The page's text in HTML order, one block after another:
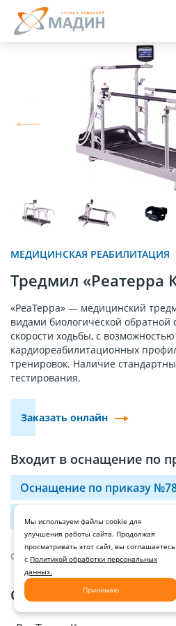
МЕДИЦИНСКАЯ РЕАБИЛИТАЦИЯ
Tредмил «Реатерра
«РеаТерра» — медицинский
видами биологической
скорости ходьбы, с
кардиореабилитационных
тренировок. Наличие
тестирования.
Заказать онлайн
Входит в оснащение по
Оснащение по приказу
Оснащение по приказу
ОПИСАНИЕ И ХАРАКТЕРИСТИКИ
Описание
Мы используем файлы cookie для
улучшения работы сайта. Продолжая
просматривать этот сайт, вы соглашаетесь
с Политикой обработки персональных
данных.
Принимаю